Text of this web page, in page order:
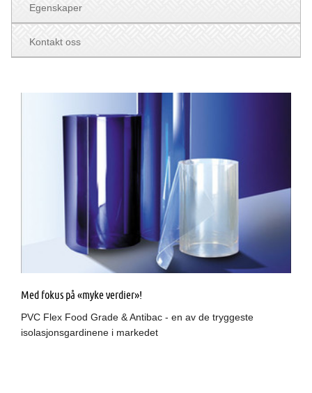
Egenskaper
Kontakt oss
Med fokus på «myke verdier»!
PVC Flex Food Grade & Antibac - en av de tryggeste
isolasjonsgardinene i markedet